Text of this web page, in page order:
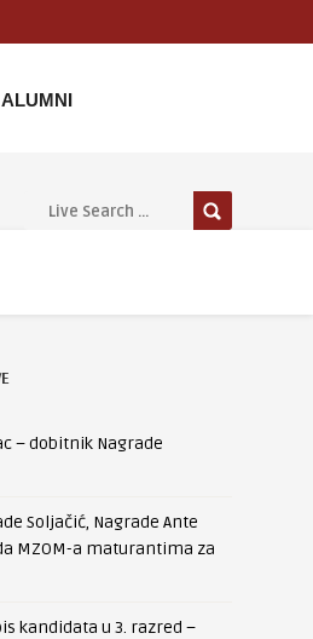
ALUMNI
– dobitnik Nagrade
Soljačić, Nagrade Ante
MZOM-a maturantima za
kandidata u 3. razred –